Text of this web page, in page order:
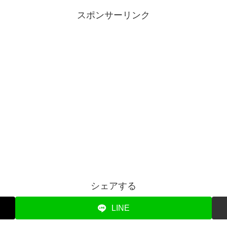
スポンサーリンク
シェアする
LINE